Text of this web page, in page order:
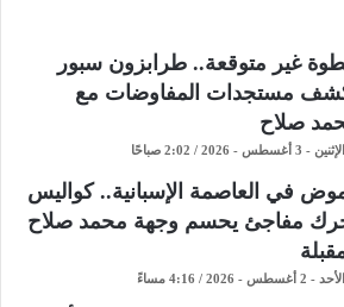
غير متوقعة.. طرابزون سبور
مستجدات المفاوضات مع
صلاح
الإثنين - 3 أغسطس - 2026 / 2:02 صباحًا
في العاصمة الإسبانية.. كواليس
مفاجئ يحسم وجهة محمد صلاح
الأحد - 2 أغسطس - 2026 / 4:16 مساءً